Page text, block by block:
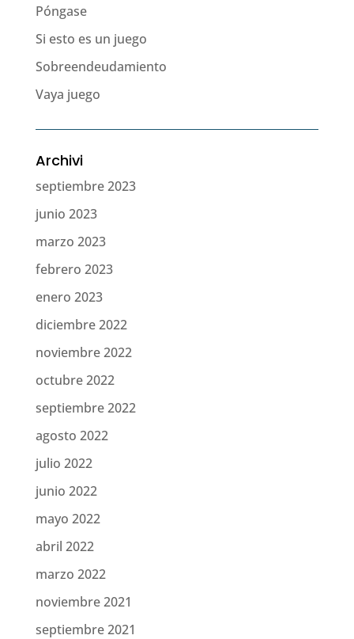
Póngase
Si esto es un juego
Sobreendeudamiento
Vaya juego
Archivi
septiembre 2023
junio 2023
marzo 2023
febrero 2023
enero 2023
diciembre 2022
noviembre 2022
octubre 2022
septiembre 2022
agosto 2022
julio 2022
junio 2022
mayo 2022
abril 2022
marzo 2022
noviembre 2021
septiembre 2021